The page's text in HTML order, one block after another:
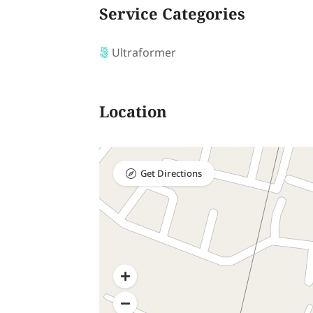
Service Categories
Ultraformer
Location
Get Directions